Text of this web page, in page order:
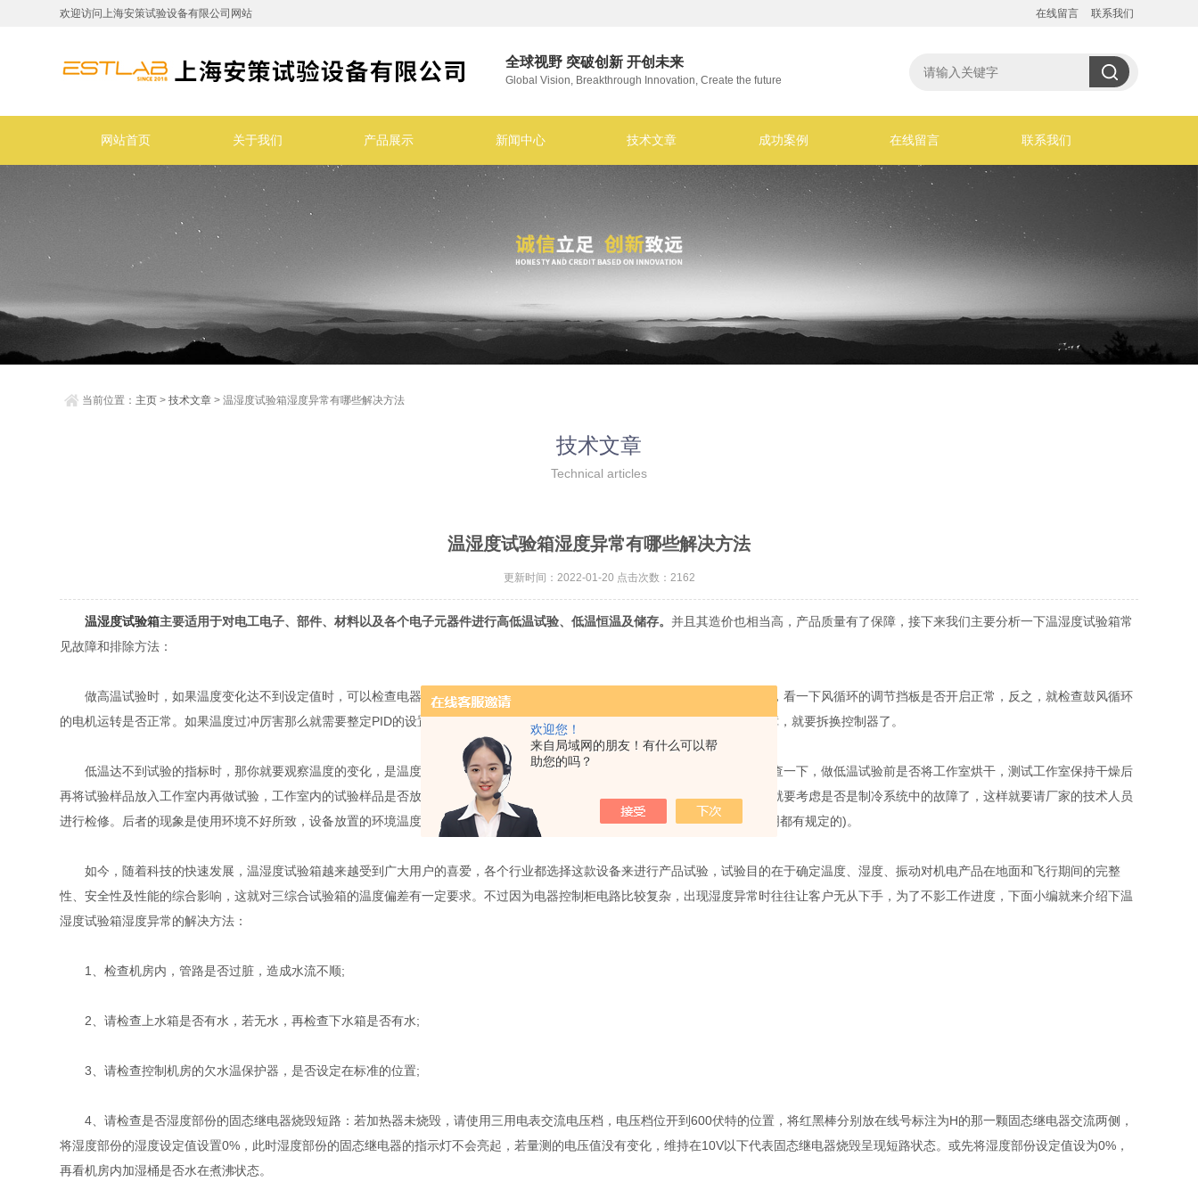
欢迎您！
来自局域网的朋友！有什么可以帮
助您的吗？
欢迎访问上海安策试验设备有限公司网站 在线留言 联系我们
全球视野 突破创新 开创未来
Global Vision, Breakthrough Innovation, Create the future
网站首页 关于我们 产品展示 新闻中心 技术文章 成功案例 在线留言 联系我们
当前位置： 主页 >技术文章 > 温湿度试验箱湿度异常有哪些解决方法
技术文章
Technical articles
温湿度试验箱湿度异常有哪些解决方法
更新时间：2022-01-20 点击次数：2162
温湿度试验箱主要适用于对电工电子、部件、材料以及各个电子元器件进行高低温试验、低温恒温及储存。 并且其造价也相当高，产品质量有了保障，接下来我们主要分析一下温湿度试验箱常
见故障和排除方法：
做高温试验时，如果温度变化达不到设定值时，可以检查电器系统，并逐一排除故障。如温度升得很慢，就要查看风循环系统，看一下风循环的调节挡板是否开启正常，反之，就检查鼓风循环
的电机运转是否正常。如果温度过冲厉害那么就需要整定PID的设置参数。如果温度直接上升，过温保护，那么就是控制器出现故障，就要拆换控制器了。
低温达不到试验的指标时，那你就要观察温度的变化，是温度降的很慢，还是温度到特定值后温度有回升的趋势，前者就要检查一下，做低温试验前是否将工作室烘干，测试工作室保持干燥后
再将试验样品放入工作室内再做试验，工作室内的试验样品是否放置的过多，使工作室内的风不能充分循环，在排除上述原因后，就要考虑是否是制冷系统中的故障了，这样就要请厂家的技术人员
进行检修。后者的现象是使用环境不好所致，设备放置的环境温度，放置的位置(箱体后与墙的距离)要满足要求在设备操作用，说明都有规定的)。
如今，随着科技的快速发展，温湿度试验箱越来越受到广大用户的喜爱，各个行业都选择这款设备来进行产品试验，试验目的在于确定温度、湿度、振动对机电产品在地面和飞行期间的完整
性、安全性及性能的综合影响，这就对三综合试验箱的温度偏差有一定要求。不过因为电器控制柜电路比较复杂，出现湿度异常时往往让客户无从下手，为了不影工作进度，下面小编就来介绍下温
湿度试验箱湿度异常的解决方法：
1、检查机房内，管路是否过脏，造成水流不顺;
2、请检查上水箱是否有水，若无水，再检查下水箱是否有水;
3、请检查控制机房的欠水温保护器，是否设定在标准的位置;
4、请检查是否湿度部份的固态继电器烧毁短路：若加热器未烧毁，请使用三用电表交流电压档，电压档位开到600伏特的位置，将红黑棒分别放在线号标注为H的那一颗固态继电器交流两侧，
将湿度部份的湿度设定值设置0%，此时湿度部份的固态继电器的指示灯不会亮起，若量测的电压值没有变化，维持在10V以下代表固态继电器烧毁呈现短路状态。或先将湿度部份设定值设为0%，
再看机房内加湿桶是否水在煮沸状态。